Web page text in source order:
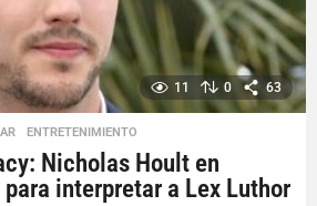
11 0 63
,ENTRETENIMIENTO
Nicholas Hoult en
interpretar a Lex Luthor